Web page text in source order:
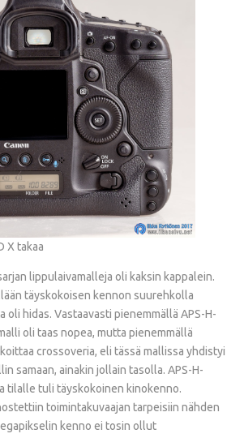
X takaa
lippulaivamalleja oli kaksin kappalein.
täyskokoisen kennon suurehkolla
oli hidas. Vastaavasti pienemmällä APS-H-
oli taas nopea, mutta pienemmällä
crossoveria, eli tässä mallissa yhdistyi
samaan, ainakin jollain tasolla. APS-H-
tilalle tuli täyskokoinen kinokenno.
toimintakuvaajan tarpeisiin nähden
kenno ei tosin ollut